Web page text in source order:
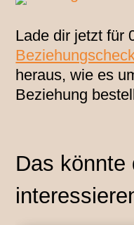
Lade dir jetzt für
heraus, wie es
Beziehung
Das könnte